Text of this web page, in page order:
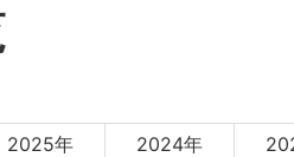
2025年 2024年
電子公告
サステナビリティ